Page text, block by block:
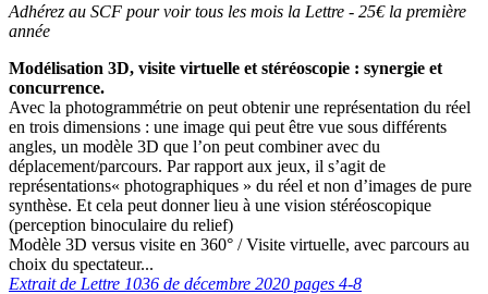
Adhérez au SCF pour voir tous les mois la Lettre - 25€ la première
année
Modélisation 3D, visite virtuelle et stéréoscopie : synergie et
concurrence.
Avec la photogrammétrie on peut obtenir une représentation du réel
en trois dimensions : une image qui peut être vue sous différents
angles, un modèle 3D que l’on peut combiner avec du
déplacement/parcours. Par rapport aux jeux, il s’agit de
représentations« photographiques » du réel et non d’images de pure
synthèse. Et cela peut donner lieu à une vision stéréoscopique
(perception binoculaire du relief)
Modèle 3D versus visite en 360° / Visite virtuelle, avec parcours au
choix du spectateur...
Extrait de Lettre 1036 de décembre 2020 pages 4-8